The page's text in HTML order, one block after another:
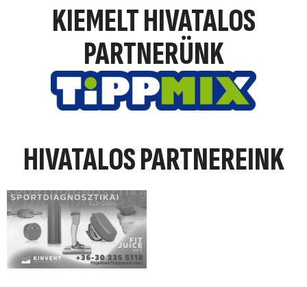
KIEMELT HIVATALOS
PARTNERÜNK
HIVATALOS PARTNEREINK